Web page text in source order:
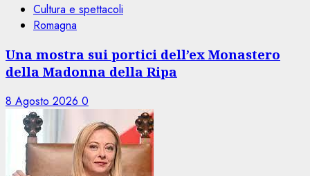
Cultura e spettacoli
Romagna
Una mostra sui portici dell’ex Monastero
della Madonna della Ripa
8 Agosto 2026 0